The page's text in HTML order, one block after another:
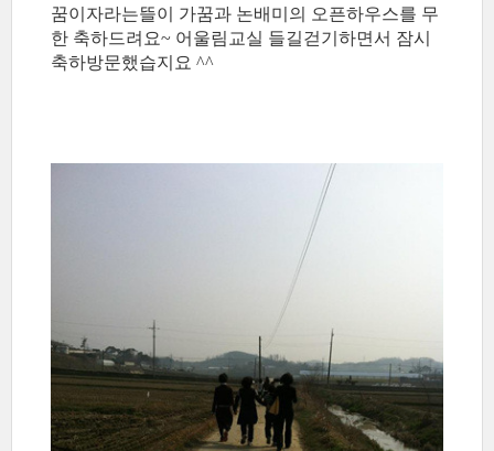
꿈이자라는뜰이 가꿈과 논배미의 오픈하우스를 무
한 축하드려요~ 어울림교실 들길걷기하면서 잠시
축하방문했습지요 ^^